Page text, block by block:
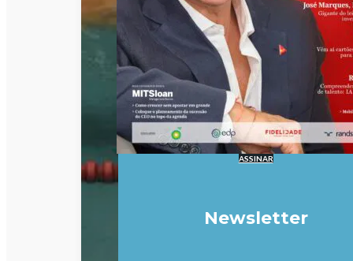
ASSINAR
Newsletter